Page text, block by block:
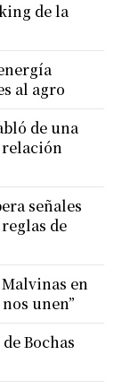
de la
al agro
de una
relación
señales
de
en
unen”
Bochas